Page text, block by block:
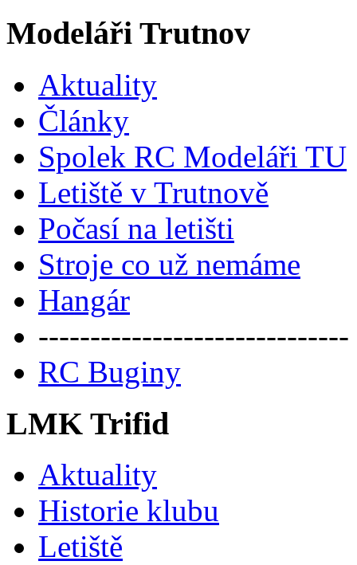
Modeláři Trutnov
Aktuality
Články
Spolek RC Modeláři TU
Letiště v Trutnově
Počasí na letišti
Stroje co už nemáme
Hangár
------------------------------
RC Buginy
LMK Trifid
Aktuality
Historie klubu
Letiště